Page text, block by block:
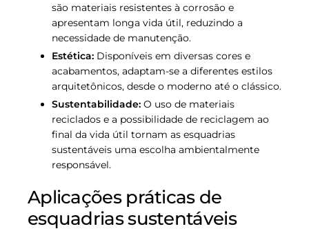
são materiais resistentes à corrosão e
apresentam longa vida útil, reduzindo a
necessidade de manutenção.
Estética: Disponíveis em diversas cores e
acabamentos, adaptam-se a diferentes estilos
arquitetônicos, desde o moderno até o clássico.
Sustentabilidade: O uso de materiais
reciclados e a possibilidade de reciclagem ao
final da vida útil tornam as esquadrias
sustentáveis uma escolha ambientalmente
responsável.
Aplicações práticas de
esquadrias sustentáveis